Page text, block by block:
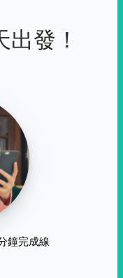
發！
鐘完成線